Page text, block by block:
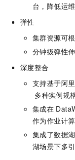
台，降低运维
弹性
集群资源可
分钟级弹性
深度整合
支持基于阿
多种实例规
集成在
作为作业计
集成了数据
湖场景下多